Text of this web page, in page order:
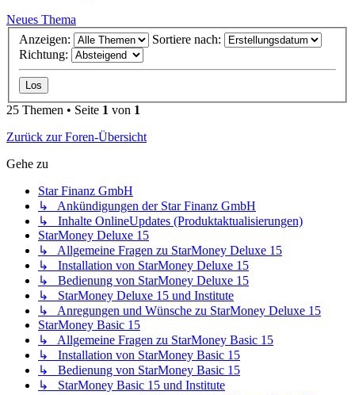
Neues Thema
Anzeigen:
Sortiere nach:
Richtung:
25 Themen • Seite 1 von 1
Zurück zur Foren-Übersicht
Gehe zu
Star Finanz GmbH
↳ Ankündigungen der Star Finanz GmbH
↳ Inhalte OnlineUpdates (Produktaktualisierungen)
StarMoney Deluxe 15
↳ Allgemeine Fragen zu StarMoney Deluxe 15
↳ Installation von StarMoney Deluxe 15
↳ Bedienung von StarMoney Deluxe 15
↳ StarMoney Deluxe 15 und Institute
↳ Anregungen und Wünsche zu StarMoney Deluxe 15
StarMoney Basic 15
↳ Allgemeine Fragen zu StarMoney Basic 15
↳ Installation von StarMoney Basic 15
↳ Bedienung von StarMoney Basic 15
↳ StarMoney Basic 15 und Institute